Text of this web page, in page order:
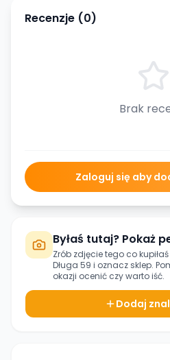
Recenzje (0)
Brak
Zaloguj się aby
Byłaś tutaj? Pokaż
Zrób zdjęcie tego co
Długa 59 i oznacz sklep.
okazji ocenić czy warto iść.
Dodaj